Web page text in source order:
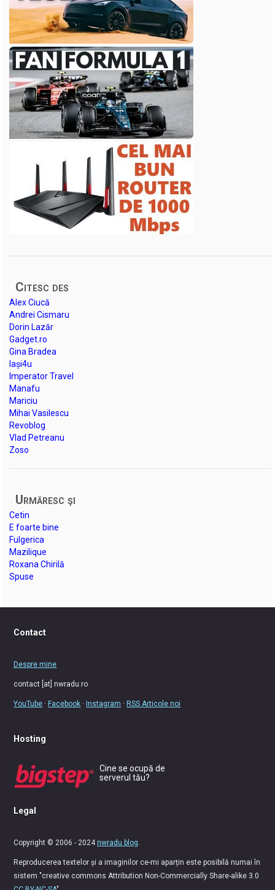
Citesc des
Alex Ciucă
Andrei Cismaru
Dorin Lazăr
Gadget.ro
Gina Bradea
Iași4u
Imperator Travel
Manafu
Mariciu
Mihai Vasilescu
Revoblog
Vlad Petreanu
Zoso
Urmăresc şi
Cetin
E foarte bine
Fulgerica
Mazilique
Roxana Chirilă
Spuse
Contact
Despre mine
contact [at] nwradu.ro
YouTube ·Facebook ·Instagram ·RSS Articole noi
Hosting
Cine se ocupă de
serverul tău?
Legal
Copyright © 2006 - 2024nwradu blog
Reproducerea textelor și a imaginilor ce-mi aparțin este posibilă numai în
sistem "creative commons Attribution Non-Commercially Share-alike 3.0